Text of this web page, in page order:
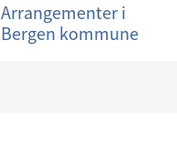
Arrangementer i
Bergen kommune